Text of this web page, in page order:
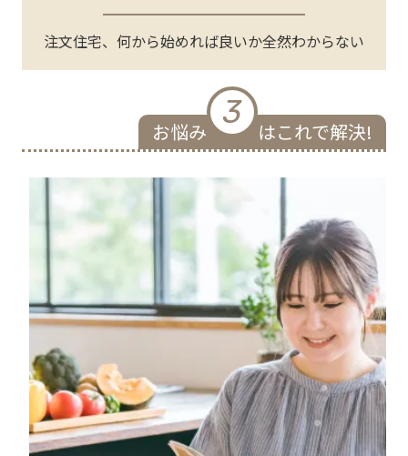
注文住宅、何から始めれば良いか全然わからない
お悩み
3
はこれで解決!